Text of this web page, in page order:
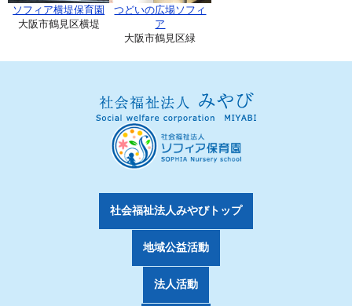
ソフィア横堤保育園
大阪市鶴見区横堤
つどいの広場ソフィ
ア
大阪市鶴見区緑
社会福祉法人みやびトップ
地域公益活動
法人活動